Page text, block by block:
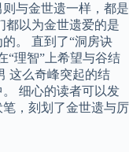
与金世遗一样，都是
都以为金世遗爱的是
。 直到了“洞房诀
“理智”上希望与谷结
这么奇峰突起的结
细心的读者可以发
，刻划了金世遗与厉